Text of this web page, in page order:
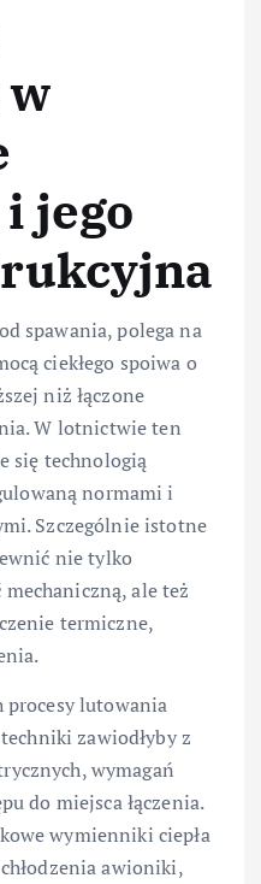
jego
spawania, polega na
ciekłego spoiwa o
niż łączone
W lotnictwie ten
się technologią
normami i
Szczególnie istotne
nie tylko
ale też
termiczne,
lutowania
zawiodłyby z
wymagań
do miejsca łączenia.
wymienniki ciepła
awioniki,